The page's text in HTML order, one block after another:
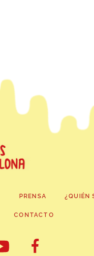
PRENSA ¿QUIÉN
CONTACTO